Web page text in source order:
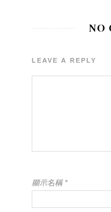
NO
LEAVE A REPLY
顯示名稱 *